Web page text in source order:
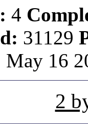
4
31129
May 16
2